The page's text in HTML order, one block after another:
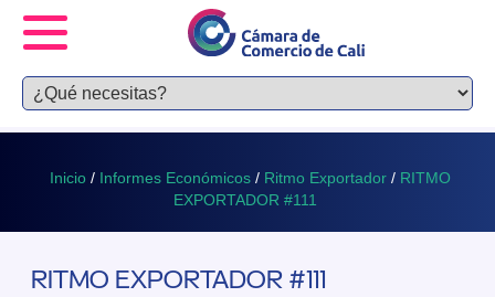
Inicio / Informes Económicos / Ritmo Exportador / RITMO
EXPORTADOR #111
RITMO EXPORTADOR #111